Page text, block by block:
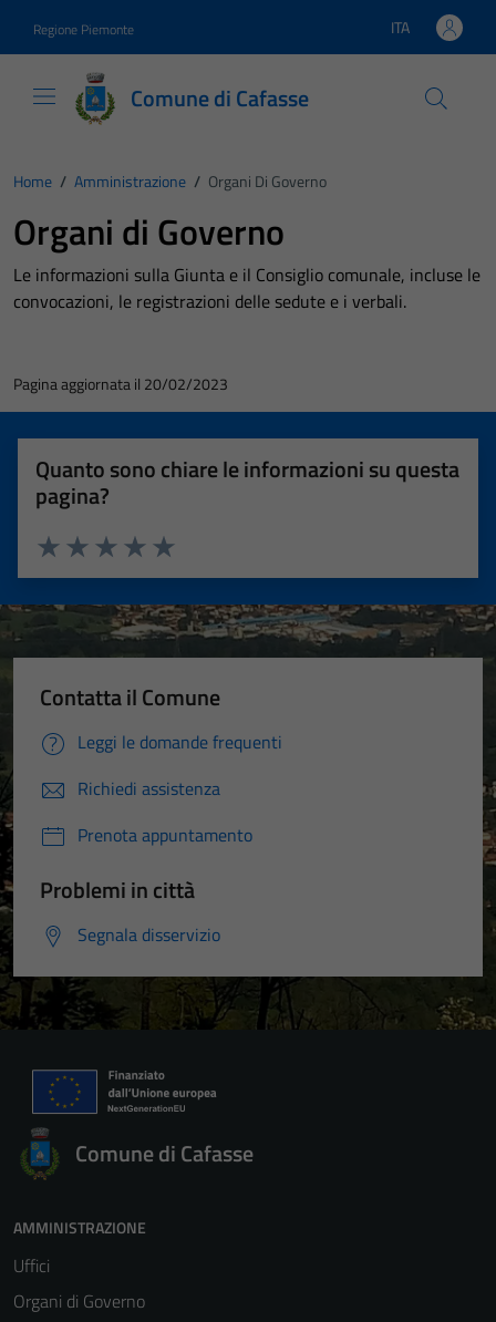
Regione Piemonte Lingua attiva:
ITA
Comune di Cafasse
Home / Amministrazione / Organi Di Governo
Organi di Governo
Le informazioni sulla Giunta e il Consiglio comunale, incluse le
convocazioni, le registrazioni delle sedute e i verbali.
Pagina aggiornata il 20/02/2023
Quanto sono chiare le informazioni su questa
pagina?
Valuta 5 stelle su 5
Valuta 4 stelle su 5
Valuta 3 stelle su 5
Valuta 2 stelle su 5
Valuta 1 stelle su 5
Contatta il Comune
Leggi le domande frequenti
Richiedi assistenza
Prenota appuntamento
Problemi in città
Segnala disservizio
Comune di Cafasse
AMMINISTRAZIONE
Uffici
Organi di Governo